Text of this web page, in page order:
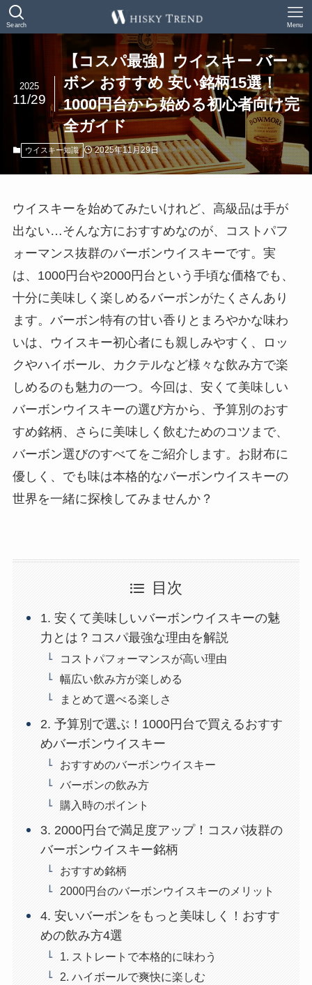
Search Menu
【コスパ最強】ウイスキー バー
ボン おすすめ 安い銘柄15選！
1000円台から始める初心者向け完
全ガイド
2025
11/29
ウイスキー知識 2025年11月29日
ウイスキーを始めてみたいけれど、高級品は手が
出ない…そんな方におすすめなのが、コストパフ
ォーマンス抜群のバーボンウイスキーです。実
は、1000円台や2000円台という手頃な価格でも、
十分に美味しく楽しめるバーボンがたくさんあり
ます。バーボン特有の甘い香りとまろやかな味わ
いは、ウイスキー初心者にも親しみやすく、ロッ
クやハイボール、カクテルなど様々な飲み方で楽
しめるのも魅力の一つ。今回は、安くて美味しい
バーボンウイスキーの選び方から、予算別のおす
すめ銘柄、さらに美味しく飲むためのコツまで、
バーボン選びのすべてをご紹介します。お財布に
優しく、でも味は本格的なバーボンウイスキーの
世界を一緒に探検してみませんか？
目次
1. 安くて美味しいバーボンウイスキーの魅
力とは？コスパ最強な理由を解説
コストパフォーマンスが高い理由
幅広い飲み方が楽しめる
まとめて選べる楽しさ
2. 予算別で選ぶ！1000円台で買えるおすす
めバーボンウイスキー
おすすめのバーボンウイスキー
バーボンの飲み方
購入時のポイント
3. 2000円台で満足度アップ！コスパ抜群の
バーボンウイスキー銘柄
おすすめ銘柄
2000円台のバーボンウイスキーのメリット
4. 安いバーボンをもっと美味しく！おすす
めの飲み方4選
1. ストレートで本格的に味わう
2. ハイボールで爽快に楽しむ